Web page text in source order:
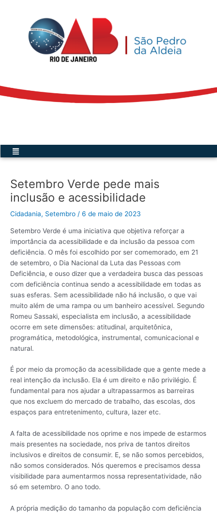
conteúdo
Menu
Setembro Verde pede mais
inclusão e acessibilidade
Cidadania, Setembro /6 de maio de 2023
Setembro Verde é uma iniciativa que objetiva reforçar a
importância da acessibilidade e da inclusão da pessoa com
deficiência. O mês foi escolhido por ser comemorado, em 21
de setembro, o Dia Nacional da Luta das Pessoas com
Deficiência, e ouso dizer que a verdadeira busca das pessoas
com deficiência continua sendo a acessibilidade em todas as
suas esferas. Sem acessibilidade não há inclusão, o que vai
muito além de uma rampa ou um banheiro acessível. Segundo
Romeu Sassaki, especialista em inclusão, a acessibilidade
ocorre em sete dimensões: atitudinal, arquitetônica,
programática, metodológica, instrumental, comunicacional e
natural.
É por meio da promoção da acessibilidade que a gente mede a
real intenção da inclusão. Ela é um direito e não privilégio. É
fundamental para nos ajudar a ultrapassarmos as barreiras
que nos excluem do mercado de trabalho, das escolas, dos
espaços para entretenimento, cultura, lazer etc.
A falta de acessibilidade nos oprime e nos impede de estarmos
mais presentes na sociedade, nos priva de tantos direitos
inclusivos e direitos de consumir. E, se não somos percebidos,
não somos considerados. Nós queremos e precisamos dessa
visibilidade para aumentarmos nossa representatividade, não
só em setembro. O ano todo.
A própria medição do tamanho da população com deficiência